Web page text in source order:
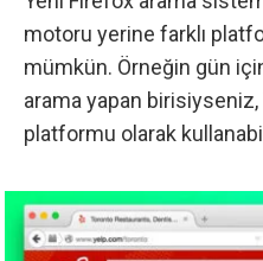
motoru yerine farklı
mümkün. Örneğin gün
arama yapan birisiyseniz,
platformu olarak